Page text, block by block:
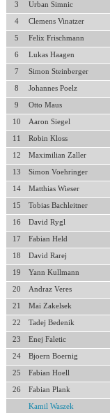
3 Urban Simnic
4 Clemens Vinatzer
5 Felix Frischmann
6 Lukas Haagen
7 Simon Steinberger
8 Johannes Poelz
9 Otto Maus
10 Aaron Siegel
11 Robin Kloss
12 Maximilian Zaller
13 Simon Voehringer
14 Matthias Wieser
15 Tobias Bachleitner
16 David Rygl
17 Fabian Held
18 David Rarej
19 Yann Kullmann
20 Andraz Veres
21 Mai Zakelsek
22 Tadej Bedenik
23 Enej Faletic
24 Bjoern Boernig
25 Fabian Hoell
26 Fabian Plank
Kamil Waszek